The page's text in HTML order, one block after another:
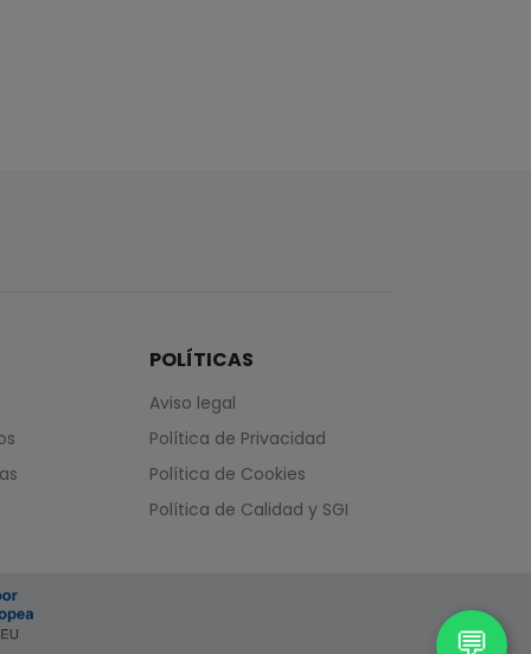
POLÍTICAS
Aviso legal
Política de Privacidad
Política de Cookies
Política de Calidad y SGI